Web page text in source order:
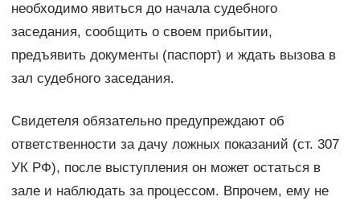
необходимо явиться до начала судебного
заседания, сообщить о своем прибытии,
предъявить документы (паспорт) и ждать вызова в
зал судебного заседания.
Свидетеля обязательно предупреждают об
ответственности за дачу ложных показаний (ст. 307
УК РФ), после выступления он может остаться в
зале и наблюдать за процессом. Впрочем, ему не